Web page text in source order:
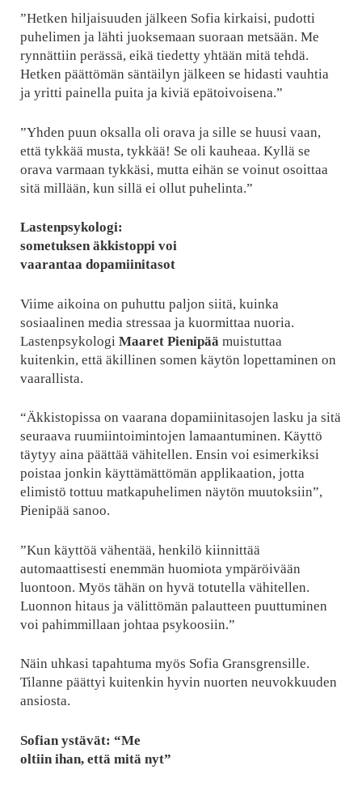
”Hetken hiljaisuuden jälkeen Sofia kirkaisi, pudotti
puhelimen ja lähti juoksemaan suoraan metsään. Me
rynnättiin perässä, eikä tiedetty yhtään mitä tehdä.
Hetken päättömän säntäilyn jälkeen se hidasti vauhtia
ja yritti painella puita ja kiviä epätoivoisena.”
”Yhden puun oksalla oli orava ja sille se huusi vaan,
että tykkää musta, tykkää! Se oli kauheaa. Kyllä se
orava varmaan tykkäsi, mutta eihän se voinut osoittaa
sitä millään, kun sillä ei ollut puhelinta.”
Lastenpsykologi:
sometuksen äkkistoppi voi
vaarantaa dopamiinitasot
Viime aikoina on puhuttu paljon siitä, kuinka
sosiaalinen media stressaa ja kuormittaa nuoria.
Lastenpsykologi Maaret Pienipää muistuttaa
kuitenkin, että äkillinen somen käytön lopettaminen on
vaarallista.
“Äkkistopissa on vaarana dopamiinitasojen lasku ja sitä
seuraava ruumiintoimintojen lamaantuminen. Käyttö
täytyy aina päättää vähitellen. Ensin voi esimerkiksi
poistaa jonkin käyttämättömän applikaation, jotta
elimistö tottuu matkapuhelimen näytön muutoksiin”,
Pienipää sanoo.
”Kun käyttöä vähentää, henkilö kiinnittää
automaattisesti enemmän huomiota ympäröivään
luontoon. Myös tähän on hyvä totutella vähitellen.
Luonnon hitaus ja välittömän palautteen puuttuminen
voi pahimmillaan johtaa psykoosiin.”
Näin uhkasi tapahtuma myös Sofia Gransgrensille.
Tilanne päättyi kuitenkin hyvin nuorten neuvokkuuden
ansiosta.
Sofian ystävät: “Me
oltiin ihan, että mitä nyt”